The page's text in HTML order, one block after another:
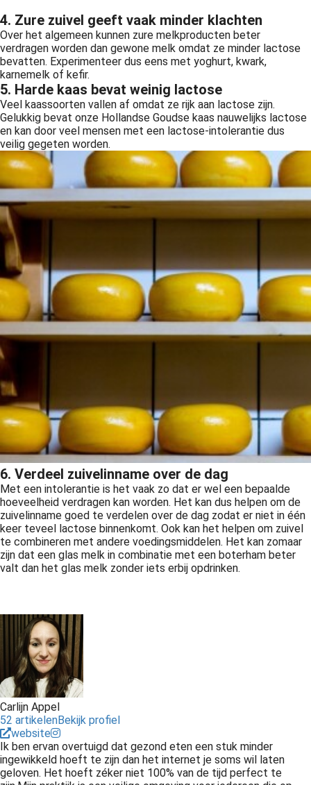
4. Zure zuivel geeft vaak minder klachten
Over het algemeen kunnen zure melkproducten beter
verdragen worden dan gewone melk omdat ze minder lactose
bevatten. Experimenteer dus eens met yoghurt, kwark,
karnemelk of kefir.
5. Harde kaas bevat weinig lactose
Veel kaassoorten vallen af omdat ze rijk aan lactose zijn.
Gelukkig bevat onze Hollandse Goudse kaas nauwelijks lactose
en kan door veel mensen met een lactose-intolerantie dus
veilig gegeten worden.
6. Verdeel zuivelinname over de dag
Met een intolerantie is het vaak zo dat er wel een bepaalde
hoeveelheid verdragen kan worden. Het kan dus helpen om de
zuivelinname goed te verdelen over de dag zodat er niet in één
keer teveel lactose binnenkomt. Ook kan het helpen om zuivel
te combineren met andere voedingsmiddelen. Het kan zomaar
zijn dat een glas melk in combinatie met een boterham beter
valt dan het glas melk zonder iets erbij opdrinken.
Carlijn Appel
52 artikelenBekijk profiel
website
Ik ben ervan overtuigd dat gezond eten een stuk minder
ingewikkeld hoeft te zijn dan het internet je soms wil laten
geloven. Het hoeft zéker niet 100% van de tijd perfect te